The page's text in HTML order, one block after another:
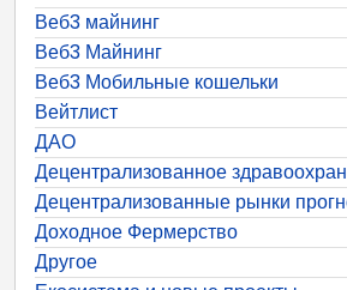
Веб3 майнинг
Веб3 Майнинг
Веб3 Мобильные кошельки
Вейтлист
ДАО
Децентрализованное
Децентрализованные рынки
Доходное Фермерство
Другое